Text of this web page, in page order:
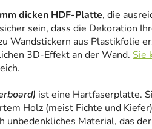
dicken HDF-Platte, die
sein, dass die Dekoration
Wandstickern aus Plastikfolie
3D-Effekt an der Wand. Sie
ist eine Hartfaserplatte.
Holz (meist Fichte und
unbedenkliches Material, das